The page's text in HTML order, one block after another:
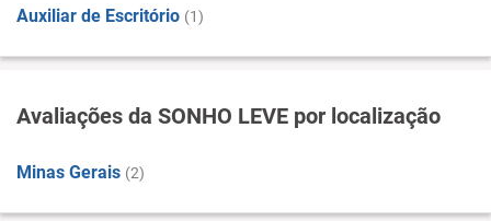
Auxiliar de Escritório (1)
Avaliações da SONHO LEVE por localização
Minas Gerais (2)